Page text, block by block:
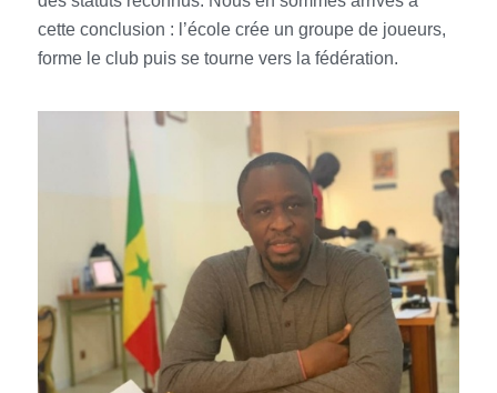
cette conclusion : l’école crée un groupe de joueurs,
forme le club puis se tourne vers la fédération.